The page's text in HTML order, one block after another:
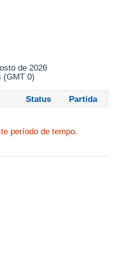
de 2026
(GMT 0)
Status Partida
período de tempo.